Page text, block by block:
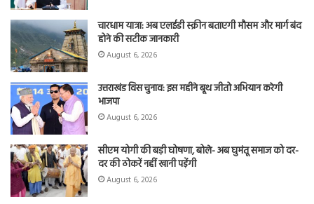
चारधाम यात्रा: अब एलईडी स्क्रीन बताएगी मौसम और मार्ग बंद
होने की सटीक जानकारी
August 6, 2026
उत्तराखंड विस चुनाव: इस महीने बूथ जीतो अभियान करेगी
भाजपा
August 6, 2026
सीएम योगी की बड़ी घोषणा, बोले- अब घुमंतू समाज को दर-
दर की ठोकरें नहीं खानी पड़ेंगी
August 6, 2026